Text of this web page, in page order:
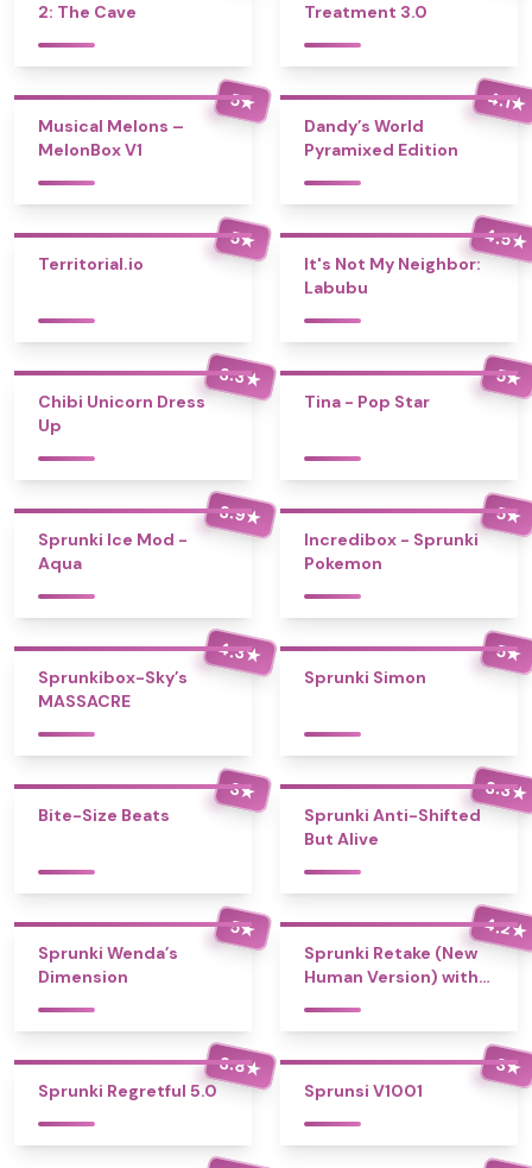
2: The Cave
Treatment 3.0
5★
Musical Melons –
MelonBox V1
4.1★
Dandy’s World
Pyramixed Edition
5★
Territorial.io
4.5★
It's Not My Neighbor:
Labubu
3.3★
Chibi Unicorn Dress
Up
5★
Tina - Pop Star
3.9★
Sprunki Ice Mod -
Aqua
5★
Incredibox - Sprunki
Pokemon
4.3★
Sprunkibox-Sky’s
MASSACRE
5★
Sprunki Simon
3★
Bite-Size Beats
3.3★
Sprunki Anti-Shifted
But Alive
5★
Sprunki Wenda’s
Dimension
4.2★
Sprunki Retake (New
Human Version) with
3.8★
Sprunki Regretful 5.0
3★
Sprunsi V1001